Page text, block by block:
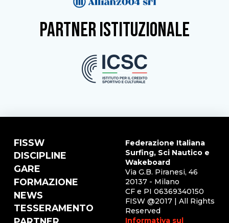
partner istituzionale
FISSW
DISCIPLINE
GARE
FORMAZIONE
NEWS
TESSERAMENTO
Federazione Italiana
Surfing, Sci Nautico e
Wakeboard
Via G.B. Piranesi, 46
20137 - Milano
CF e PI 06369340150
FISW @2017 | All Rights
Reserved
Informativa sul